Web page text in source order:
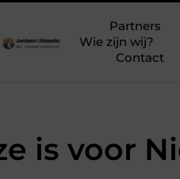
Partners
Wie zijn wij?
Contact
is voor